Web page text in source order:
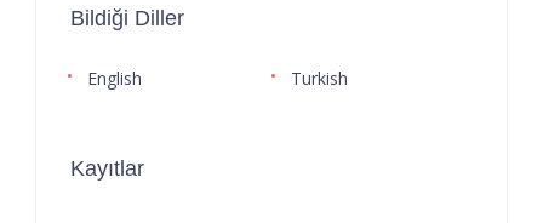
Bildiği Diller
English Turkish
Kayıtlar